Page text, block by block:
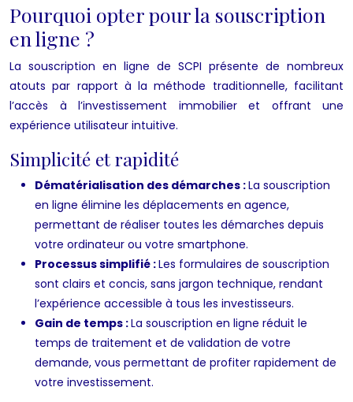
Pourquoi opter pour la souscription
en ligne ?
La souscription en ligne de SCPI présente de nombreux
atouts par rapport à la méthode traditionnelle, facilitant
l’accès à l’investissement immobilier et offrant une
expérience utilisateur intuitive.
Simplicité et rapidité
Dématérialisation des démarches :La souscription
en ligne élimine les déplacements en agence,
permettant de réaliser toutes les démarches depuis
votre ordinateur ou votre smartphone.
Processus simplifié :Les formulaires de souscription
sont clairs et concis, sans jargon technique, rendant
l’expérience accessible à tous les investisseurs.
Gain de temps :La souscription en ligne réduit le
temps de traitement et de validation de votre
demande, vous permettant de profiter rapidement de
votre investissement.